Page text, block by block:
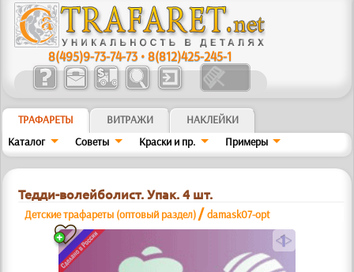
8(495)9-73-74-73 •8(812)425-245-1
ТРАФАРЕТЫ ВИТРАЖИ
НАКЛЕЙКИ
Каталог
Советы Краски и пр. Примеры
Тедди-волейболист. Упак. 4 шт.
Детские трафареты (оптовый раздел) /damask07-opt
a